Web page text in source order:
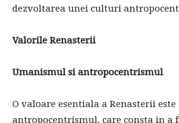
dezvoltarea unei culturi
Valorile Renasterii
Umanismul si antropocentrismul
O valoare esentiala a Renasterii este
antropocentrismul, care consta in a